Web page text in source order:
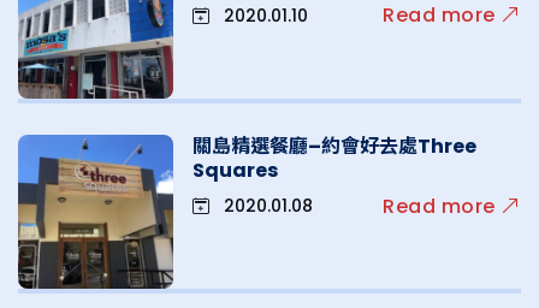
2020.01.10 Read more
關島精選餐廳–約會好去處Three
Squares
2020.01.08 Read more